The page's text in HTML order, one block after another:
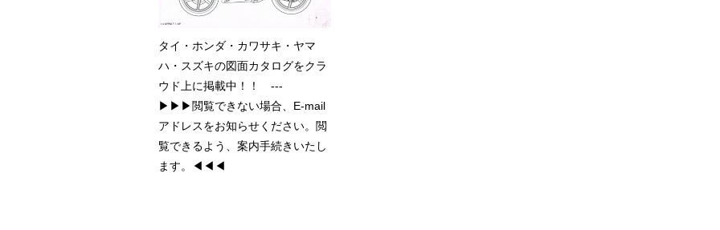
タイ・ホンダ・カワサキ・ヤマ
ハ・スズキの図面カタログをクラ
ウド上に掲載中！！ ---
▶▶▶閲覧できない場合、E-mail
アドレスをお知らせください。閲
覧できるよう、案内手続きいたし
ます。◀◀◀